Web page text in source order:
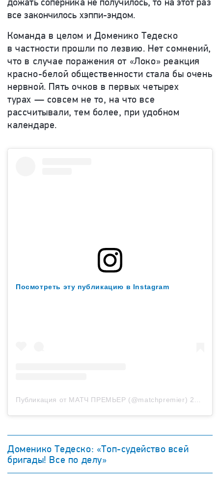
все закончилось хэппи-эндом.
Команда в целом и Доменико Тедеско
в частности прошли по лезвию. Нет сомнений,
что в случае поражения от «Локо» реакция
красно-белой общественности стала бы очень
нервной. Пять очков в первых четырех
турах — совсем не то, на что все
рассчитывали, тем более, при удобном
календаре.
Посмотреть эту публикацию в Instagram
Публикация от МАТЧ ПРЕМЬЕР (@matchpremier) 23 Авг 2020 в 10:30 PDT
Доменико Тедеско: «Топ-судейство всей
бригады! Все по делу»